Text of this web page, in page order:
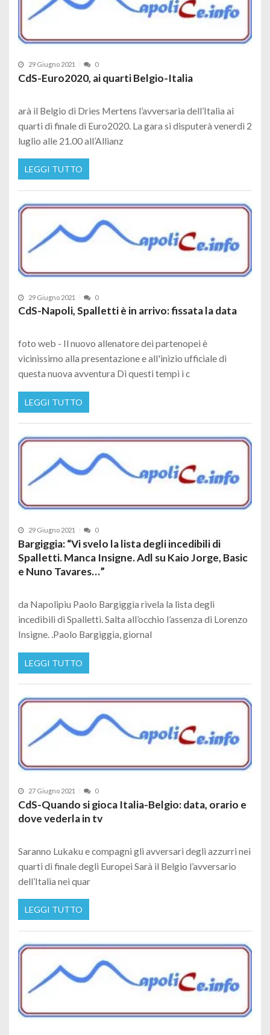
29 Giugno 2021 0
CdS-Euro2020, ai quarti Belgio-Italia
arà il Belgio di Dries Mertens l’avversaria dell’Italia ai
quarti di finale di Euro2020. La gara si disputerà venerdì 2
luglio alle 21.00 all’Allianz
LEGGI TUTTO
29 Giugno 2021 0
CdS-Napoli, Spalletti è in arrivo: fissata la data
foto web - Il nuovo allenatore dei partenopei è
vicinissimo alla presentazione e all'inizio ufficiale di
questa nuova avventura Di questi tempi i c
LEGGI TUTTO
29 Giugno 2021 0
Bargiggia: “Vi svelo la lista degli incedibili di
Spalletti. Manca Insigne. Adl su Kaio Jorge, Basic
e Nuno Tavares…”
da Napolipiu Paolo Bargiggia rivela la lista degli
incedibili di Spalletti. Salta all’occhio l’assenza di Lorenzo
Insigne. .Paolo Bargiggia, giornal
LEGGI TUTTO
27 Giugno 2021 0
CdS-Quando si gioca Italia-Belgio: data, orario e
dove vederla in tv
Saranno Lukaku e compagni gli avversari degli azzurri nei
quarti di finale degli Europei Sarà il Belgio l’avversario
dell’Italia nei quar
LEGGI TUTTO